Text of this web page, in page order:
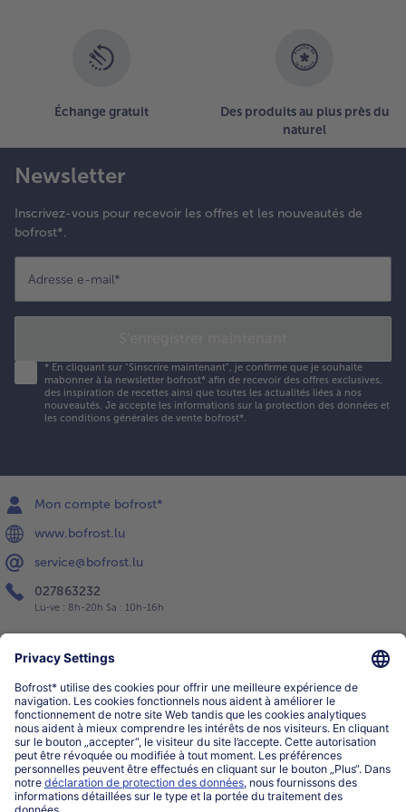
Échange gratuit
Des produits au plus près du
naturel
Newsletter
Inscrivez-vous pour recevoir les offres et les nouveautés de
bofrost*.
Adresse e-mail*
* En cliquant sur "Sinscrire maintenant", je confirme que je souhaite
mabonner à la newsletter bofrost* afin de recevoir des offres exclusives,
des inspiration de recettes ainsi que toutes les actualités liées à nos
nouveautés. Je accepte les informations sur la protection des données et
les conditions générales de vente bofrost*.
Mon compte bofrost*
www.bofrost.lu
service@bofrost.lu
027863232
Lu-ve : 8h-20h Sa : 10h-16h
Service
Qui sommes-nous?
Catégories